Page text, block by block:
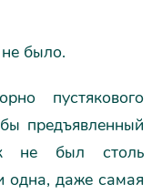
было.
пустякового
предъявленный
не был столь
одна, даже самая